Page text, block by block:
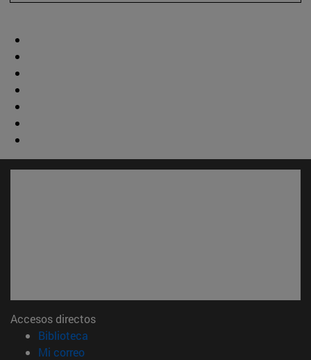
Accesos directos
Biblioteca
Mi correo(abre en nueva ventana)